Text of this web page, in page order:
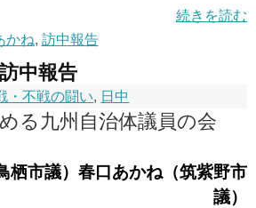
続きを読む
かね, 訪中報告
中報告
・不戦の闘い, 日中
る九州自治体議員の会
栖市議）春口あかね（筑紫野市
議）